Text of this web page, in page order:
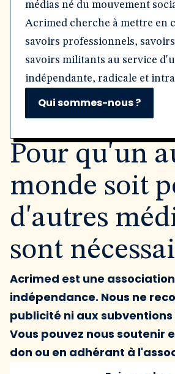
médias né du mouvement
Acrimed cherche à mettre en
savoirs professionnels,
savoirs militants au service
indépendante, radicale et
Qui sommes-nous ?
Pour qu'un
monde soit
d'autres
sont
Acrimed est une
indépendance. Nous ne
publicité ni aux
Vous pouvez nous soutenir
don ou en adhérant à